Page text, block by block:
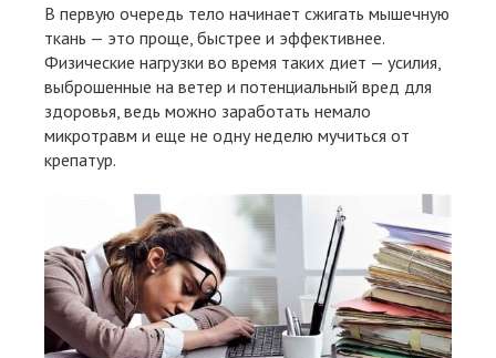
В первую очередь тело начинает сжигать мышечную
ткань — это проще, быстрее и эффективнее.
Физические нагрузки во время таких диет — усилия,
выброшенные на ветер и потенциальный вред для
здоровья, ведь можно заработать немало
микротравм и еще не одну неделю мучиться от
крепатур.